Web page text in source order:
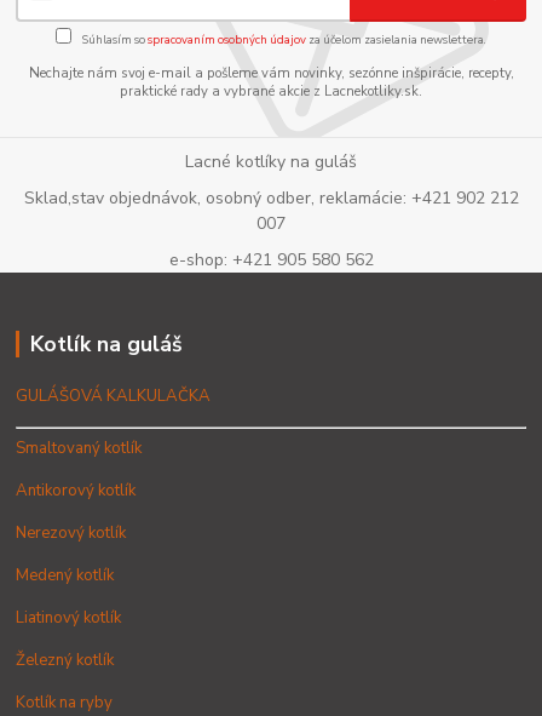
Súhlasím sospracovaním osobných údajov za účelom zasielania newslettera.
Nechajte nám svoj e-mail a pošleme vám novinky, sezónne inšpirácie, recepty,
praktické rady a vybrané akcie z Lacnekotliky.sk.
Lacné kotlíky na guláš
Sklad,stav objednávok, osobný odber, reklamácie: +421 902 212
007
e-shop: +421 905 580 562
Kotlík na guláš
GULÁŠOVÁ KALKULAČKA
Smaltovaný kotlík
Antikorový kotlík
Nerezový kotlík
Medený kotlík
Liatinový kotlík
Železný kotlík
Kotlík na ryby